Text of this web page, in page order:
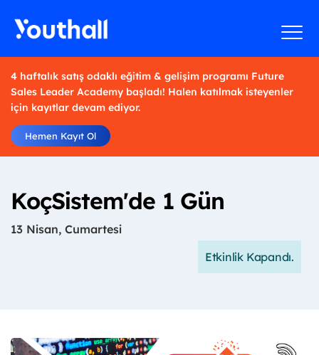
4 haftalık satış odaklı eğitim & gelişim programı Future
Sales Leader Academy başladı! Halen katılmak isteyenler
için kayıtlar devam ediyor.
Hemen Kayıt Ol
KoçSistem'de 1 Gün
13 Nisan, Cumartesi
Etkinlik Kapandı.